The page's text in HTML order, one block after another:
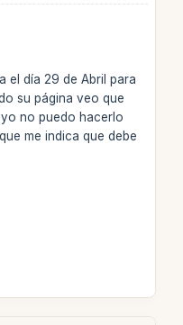
el día 29 de Abril para
su página veo que
no puedo hacerlo
me indica que debe